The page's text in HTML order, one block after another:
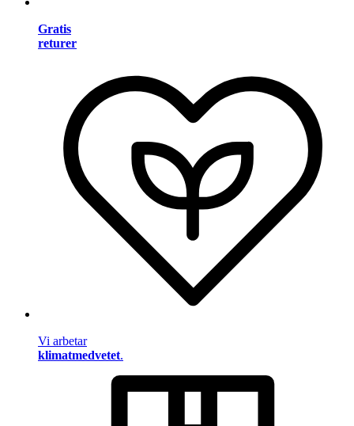
Gratis
returer
Vi arbetar
klimatmedvetet.